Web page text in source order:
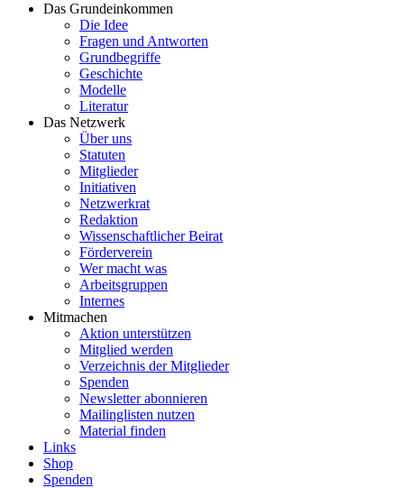
Das Grundeinkommen
Die Idee
Fragen und Antworten
Grundbegriffe
Geschichte
Modelle
Literatur
Das Netzwerk
Über uns
Statuten
Mitglieder
Initiativen
Netzwerkrat
Redaktion
Wissenschaftlicher Beirat
Förderverein
Wer macht was
Arbeitsgruppen
Internes
Mitmachen
Aktion unterstützen
Mitglied werden
Verzeichnis der Mitglieder
Spenden
Newsletter abonnieren
Mailinglisten nutzen
Material finden
Links
Shop
Spenden